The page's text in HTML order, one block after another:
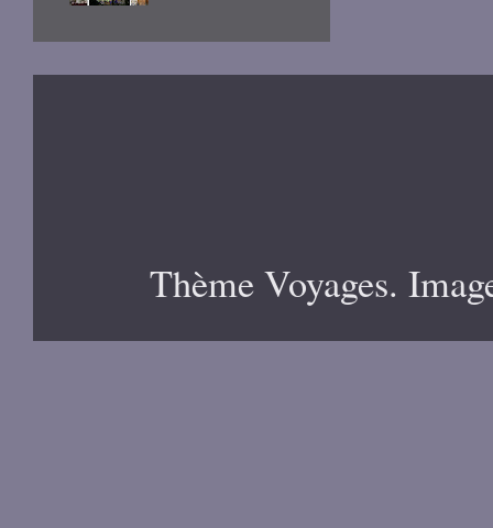
Thème Voyages.